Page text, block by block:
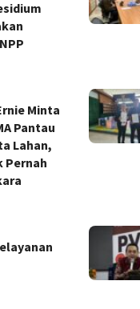
Minta
Pantau
Lahan,
Pernah